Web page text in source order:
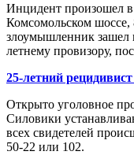
Инцидент произошел в
Комсомольском
злоумышленник зашел
летнему провизору,
25-летний
Открыто уголовное
Силовики
всех свидетелей
50-22 или 102.